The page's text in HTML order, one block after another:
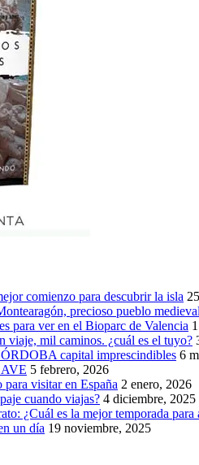
comienzo para descubrir la isla
precioso pueblo medieval
para ver en el Bioparc de Valencia
viaje, mil caminos. ¿cuál es el tuyo?
capital imprescindibles 6
AVE 5 febrero, 2026
para visitar en España 2 enero, 2026
cuando viajas? 4 diciembre, 2025
¿Cuál es la mejor temporada para
un día 19 noviembre, 2025